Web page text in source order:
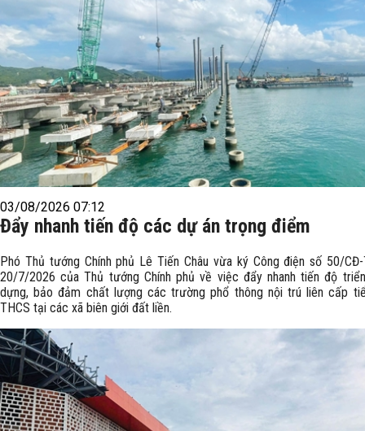
03/08/2026 07:12
Đẩy nhanh tiến độ các dự án trọng điểm
Phó Thủ tướng Chính phủ Lê Tiến Châu vừa ký Công điện số 50/
20/7/2026 của Thủ tướng Chính phủ về việc đẩy nhanh tiến độ
dựng, bảo đảm chất lượng các trường phổ thông nội trú liên cấp
THCS tại các xã biên giới đất liền.